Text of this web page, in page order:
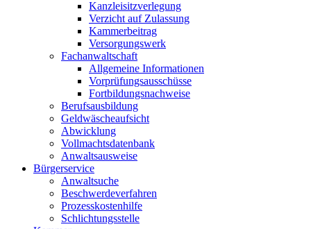
Kanzleisitzverlegung
Verzicht auf Zulassung
Kammerbeitrag
Versorgungswerk
Fachanwaltschaft
Allgemeine Informationen
Vorprüfungsausschüsse
Fortbildungsnachweise
Berufsausbildung
Geldwäscheaufsicht
Abwicklung
Vollmachtsdatenbank
Anwaltsausweise
Bürgerservice
Anwaltsuche
Beschwerdeverfahren
Prozesskostenhilfe
Schlichtungsstelle